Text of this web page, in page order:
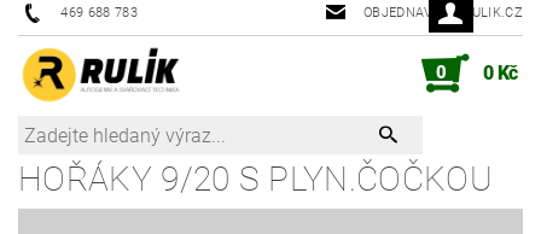
469 688 783 OBJEDNAVKY@RULIK.CZ
0 0 Kč
HOŘÁKY 9/20 S PLYN.ČOČKOU